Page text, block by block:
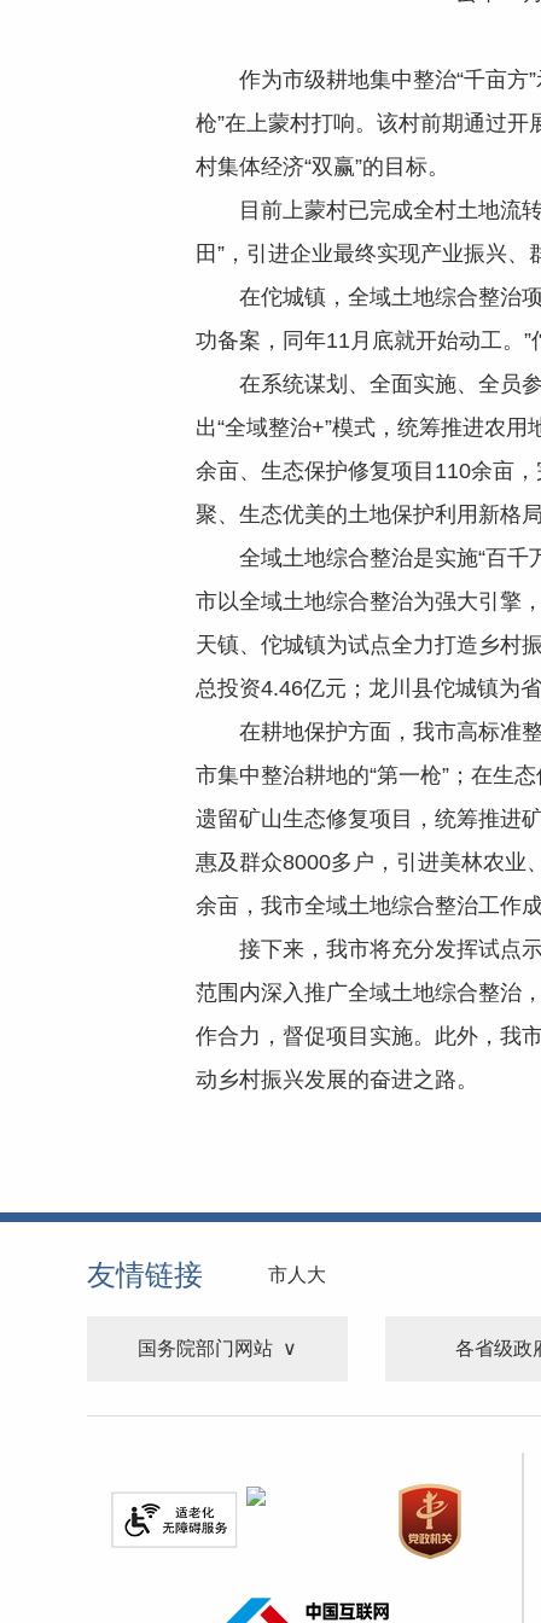
作为市级耕地集中整治“千亩方”
枪”在上蒙村打响。该村前期通过
村集体经济“双赢”的目标。
目前上蒙村已完成全村土地流转
田”，引进企业最终实现产业振兴
在佗城镇，全域土地综合整治项
功备案，同年11月底就开始动工。
在系统谋划、全面实施、全员参
出“全域整治+”模式，统筹推进农
余亩、生态保护修复项目110余亩
聚、生态优美的土地保护利用新格
全域土地综合整治是实施“百千
市以全域土地综合整治为强大引擎
天镇、佗城镇为试点全力打造乡村
总投资4.46亿元；龙川县佗城镇为
在耕地保护方面，我市高标准整
市集中整治耕地的“第一枪”；在生
遗留矿山生态修复项目，统筹推进
惠及群众8000多户，引进美林农业
余亩，我市全域土地综合整治工作
接下来，我市将充分发挥试点示
范围内深入推广全域土地综合整治
作合力，督促项目实施。此外，我
动乡村振兴发展的奋进之路。
友情链接 市人大
国务院部门网站 各省级政